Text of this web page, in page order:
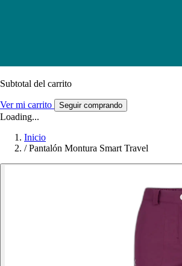
Subtotal del carrito
Ver mi carrito Seguir comprando
Loading...
Inicio
/ Pantalón Montura Smart Travel